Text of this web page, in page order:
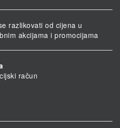
razlikovati od cijena u
akcijama i promocijama
račun